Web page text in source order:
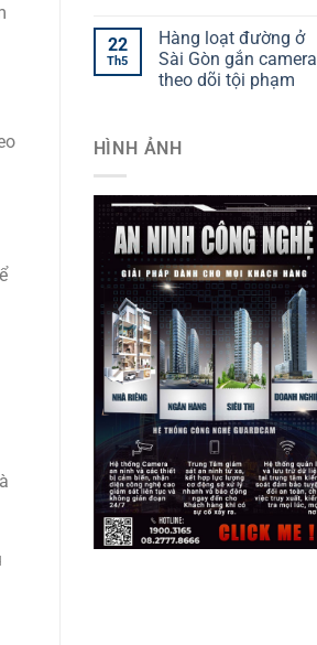
22
Th5
Hàng loạt đường ở
Sài Gòn gắn camera
theo dõi tội phạm
HÌNH ẢNH